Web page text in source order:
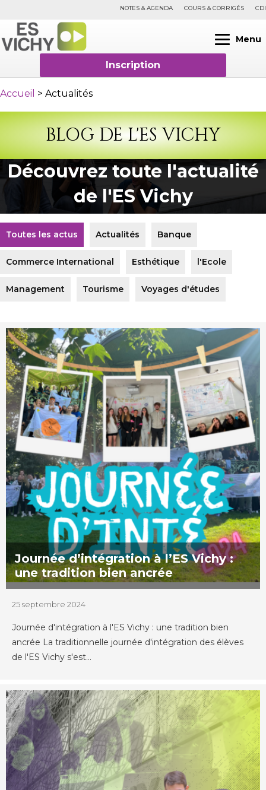
NOTES & AGENDA COURS & CORRIGÉS CDI
Menu
Inscription
Accueil > Actualités
BLOG DE L'ES VICHY
Découvrez toute l'actualité
de l'ES Vichy
Toutes les actus Actualités Banque
Commerce International Esthétique l'Ecole
Management Tourisme Voyages d'études
Journée d’intégration à l’ES Vichy :
une tradition bien ancrée
25 septembre 2024
Journée d'intégration à l'ES Vichy : une tradition bien
ancrée La traditionnelle journée d'intégration des élèves
de l'ES Vichy s'est...